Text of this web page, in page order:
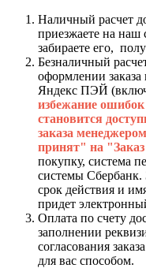
Наличный расчет
приезжаете на наш
забираете его,
Безналичный
оформлении
Яндекс ПЭЙ
избежание ошибок
становится
заказа
принят" на
покупку, система
системы Сбербанк.
срок действия и
придет
Оплата по счету
заполнении
согласования
для вас способом.